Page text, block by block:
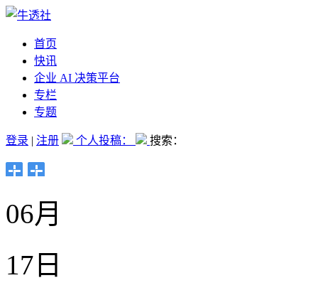
首页
快讯
企业 AI 决策平台
专栏
专题
登录 | 注册 个人投稿： 搜索：
06月
17日